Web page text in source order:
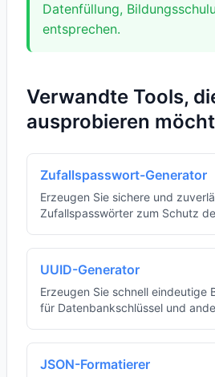
Datenfüllung,
entsprechen.
Verwandte Tools,
ausprobieren
Zufallspasswort-Generator
Erzeugen Sie sichere und
Zufallspasswörter zum Schutz
UUID-Generator
Erzeugen Sie schnell eindeutige
für Datenbankschlüssel und
JSON-Formatierer